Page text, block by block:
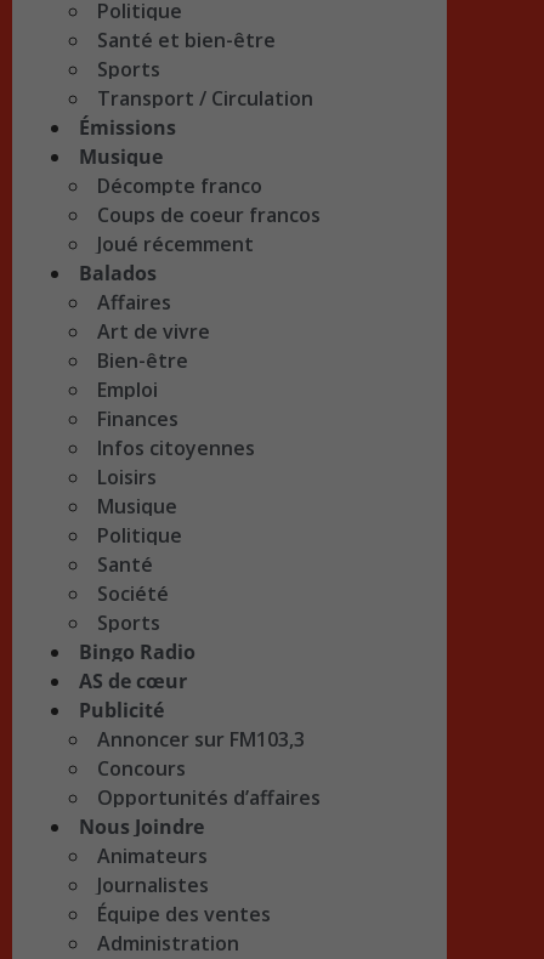
Politique
Santé et bien-être
Sports
Transport / Circulation
Émissions
Musique
Décompte franco
Coups de coeur francos
Joué récemment
Balados
Affaires
Art de vivre
Bien-être
Emploi
Finances
Infos citoyennes
Loisirs
Musique
Politique
Santé
Société
Sports
Bingo Radio
AS de cœur
Publicité
Annoncer sur FM103,3
Concours
Opportunités d’affaires
Nous Joindre
Animateurs
Journalistes
Équipe des ventes
Administration